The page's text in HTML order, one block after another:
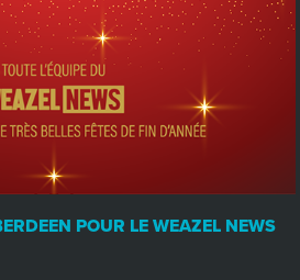
POUR LE WEAZEL NEWS